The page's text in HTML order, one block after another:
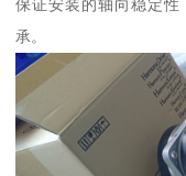
保证安装的轴向稳定
承。